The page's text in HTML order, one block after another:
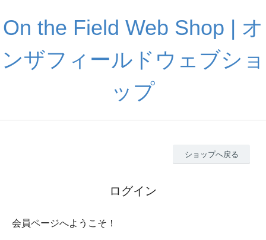
On the Field Web Shop | オ
ンザフィールドウェブショ
ップ
ショップへ戻る
ログイン
会員ページへようこそ！